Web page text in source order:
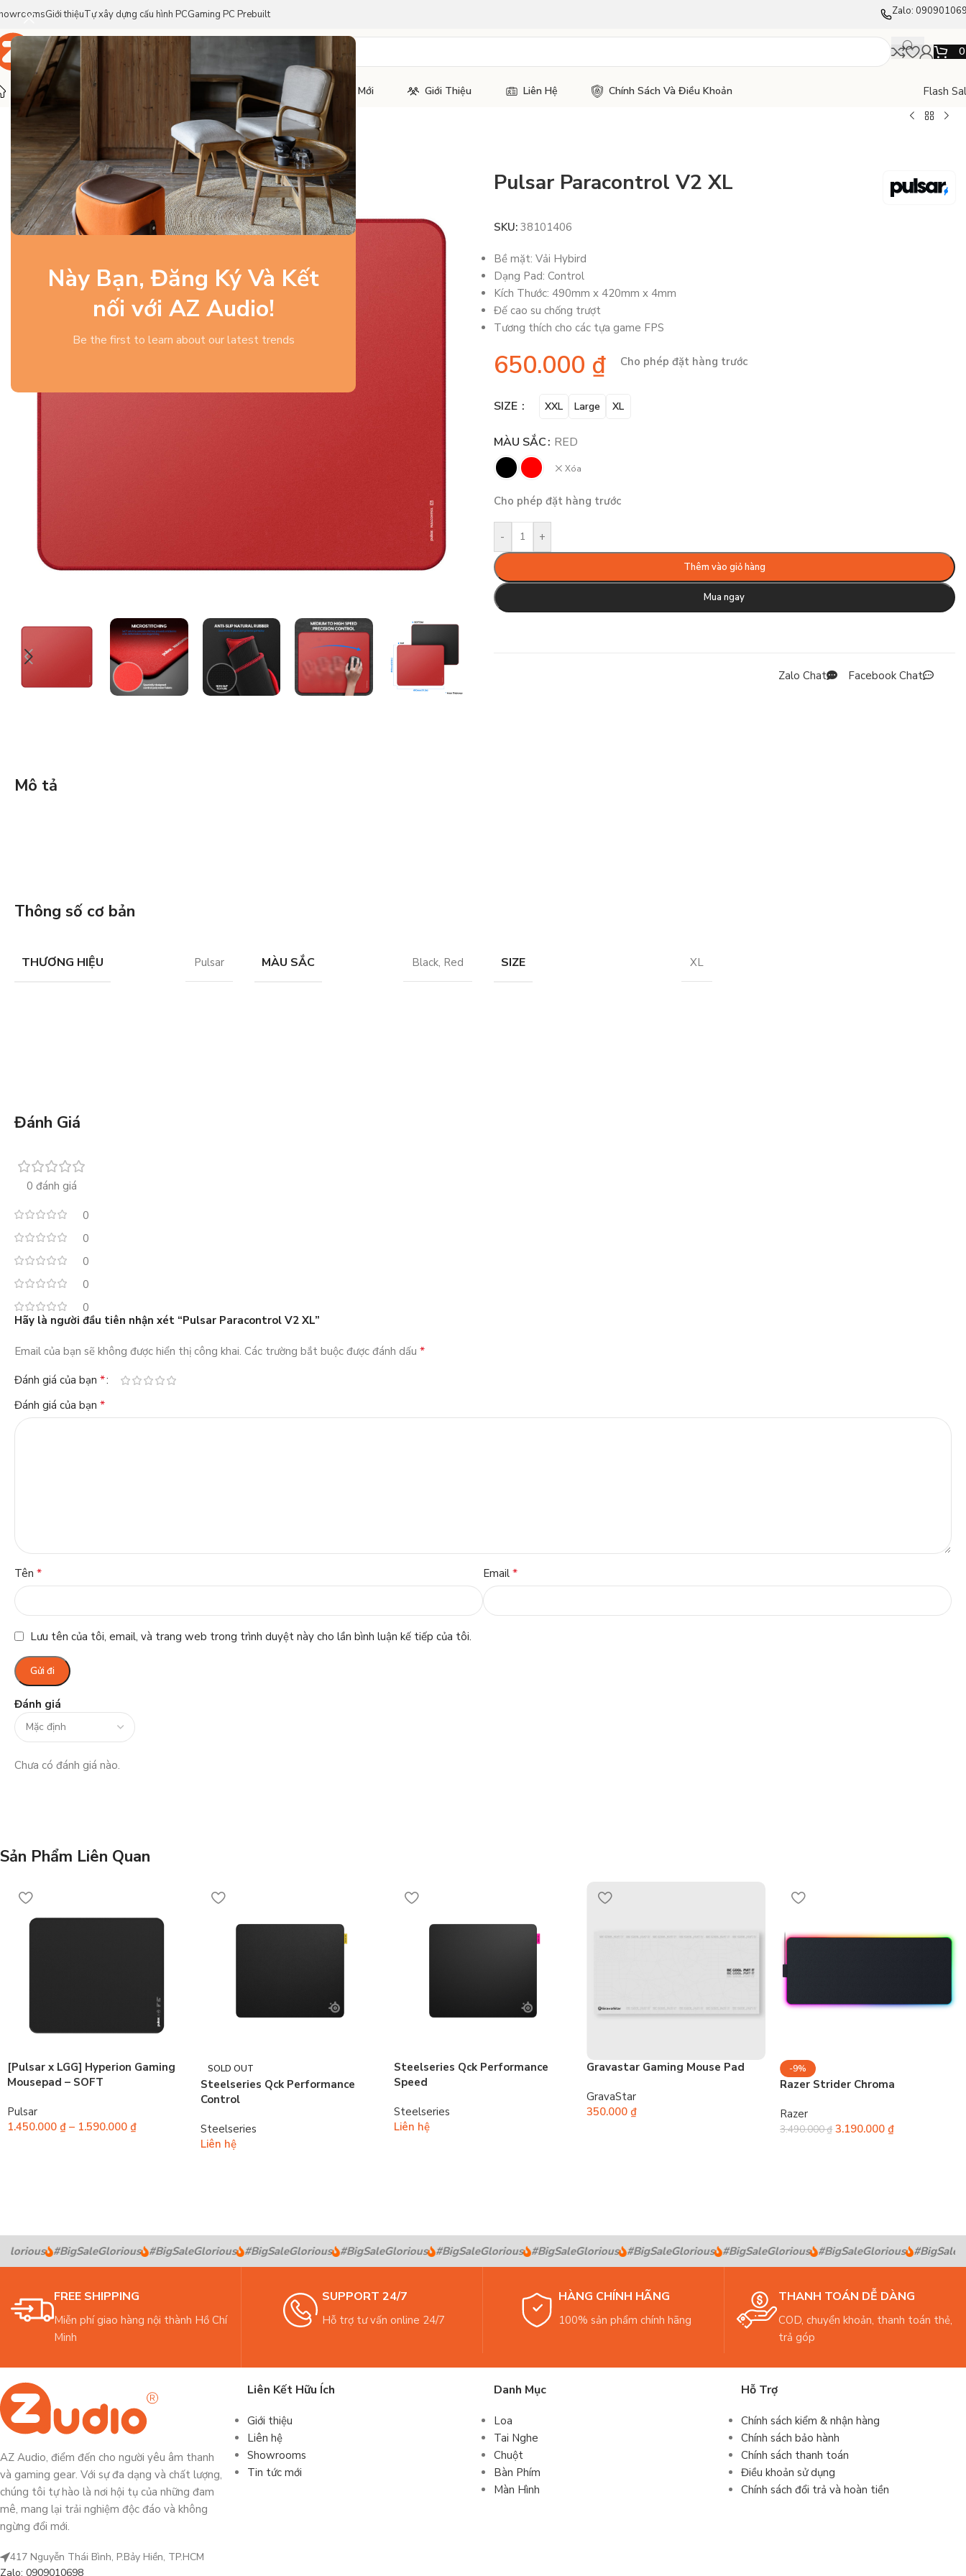
Này Bạn, Đăng Ký Và Kết
nối với AZ Audio!
Be the first to learn about our latest trends
Giới thiệuTự xây dựng cấu hình PCGaming PC Prebuilt Zalo:
Trang Chủ Sản Phẩm Thương Hiệu Tin Tức Mới Giới Thiệu Liên Hệ Chính Sách Và Điều Khoản
Flash
Trang chủ
Gaming Gear Bàn Di Chuột/ Pulsar Paracontrol V2 XL
Pulsar Paracontrol V2 XL
SKU: 38101406
Bề mặt: Vải Hybird
Dạng Pad: Control
Kích Thước: 490mm x 420mm x 4mm
Đế cao su chống trượt
Tương thích cho các tựa game FPS
650.000 ₫ Cho phép đặt hàng trước
SIZE XXL Large XL
MÀU SẮC RED
Xóa
Cho phép đặt hàng trước
- +
Thêm vào giỏ hàng
Mua ngay
Zalo Chat Facebook Chat
Mô tả
Thông số cơ bản
THƯƠNG HIỆU Pulsar MÀU SẮC Black, Red SIZE XL
Đánh Giá
0 đánh giá
0
0
0
0
0
Đánh giá
Chưa có đánh giá nào.
Hãy là người đầu tiên nhận xét “Pulsar Paracontrol V2 XL”
Email của bạn sẽ không được hiển thị công khai. Các trường bắt buộc được đánh dấu *
Đánh giá của bạn *
Đánh giá của bạn *
Tên * Email *
Lưu tên của tôi, email, và trang web trong trình duyệt này cho lần bình luận kế tiếp của tôi.
Sản Phẩm Liên Quan
[Pulsar x LGG] Hyperion Gaming
Mousepad – SOFT
Pulsar
1.450.000 ₫ – 1.590.000 ₫
SOLD OUT
Steelseries Qck Performance
Control
Steelseries
Liên hệ
Steelseries Qck Performance
Speed
Steelseries
Liên hệ
Gravastar Gaming Mouse Pad
GravaStar
350.000₫
-9%
Razer Strider Chroma
Razer
3.490.000₫ 3.190.000₫
#BigSaleGlorious #BigSaleGlorious #BigSaleGlorious #BigSaleGlorious #BigSaleGlorious #BigSaleGlorious #BigSaleGlorious #BigSaleGlorious #BigSaleGlorious
FREE SHIPPING
Miễn phí giao hàng nội thành Hồ Chí
Minh
SUPPORT 24/7
Hỗ trợ tư vấn online 24/7
HÀNG CHÍNH HÃNG
100% sản phẩm chính hãng
THANH TOÁN DỄ DÀNG
COD, chuyển khoản, thanh toán thẻ,
trả góp
AZ Audio, điểm đến cho người yêu âm thanh
và gaming gear. Với sự đa dạng và chất lượng,
chúng tôi tự hào là nơi hội tụ của những đam
mê, mang lại trải nghiệm độc đáo và không
ngừng đổi mới.
417 Nguyễn Thái Bình, P.Bảy Hiền, TP.HCM
Zalo: 0909010698
Liên Kết Hữu Ích
Giới thiệu
Liên hệ
Showrooms
Tin tức mới
Danh Mục
Loa
Tai Nghe
Chuột
Bàn Phím
Màn Hình
Hỗ Trợ
Chính sách kiểm & nhận hàng
Chính sách bảo hành
Chính sách thanh toán
Điều khoản sử dụng
Chính sách đổi trả và hoàn tiền